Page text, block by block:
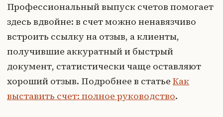
Профессиональный выпуск счетов помогает
здесь вдвойне: в счет можно ненавязчиво
встроить ссылку на отзыв, а клиенты,
получившие аккуратный и быстрый
документ, статистически чаще оставляют
хороший отзыв. Подробнее в статье Как
выставить счет: полное руководство.